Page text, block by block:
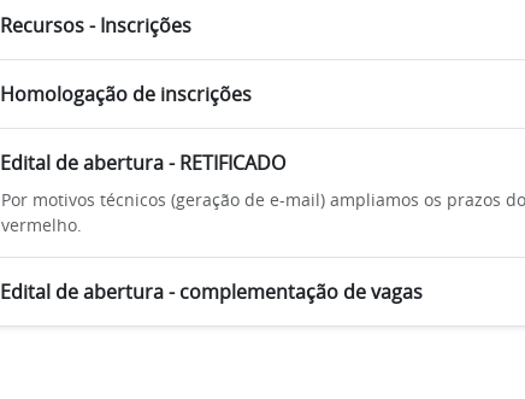
Recursos - Inscrições
Homologação de inscrições
Edital de abertura - RETIFICADO
Por motivos técnicos (geração de e-mail) ampliamos os prazos
vermelho.
Edital de abertura - complementação de vagas